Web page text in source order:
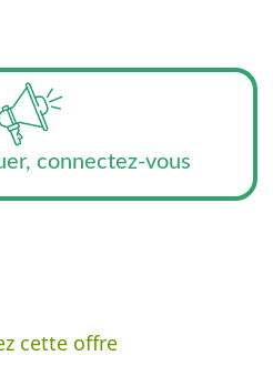
connectez-vous
cette offre